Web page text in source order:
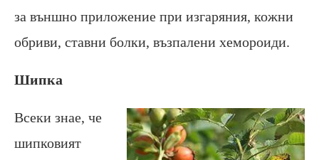
за външно приложение при изгаряния, кожни
обриви, ставни болки, възпалени хемороиди.
Шипка
Всеки знае, че
шипковият